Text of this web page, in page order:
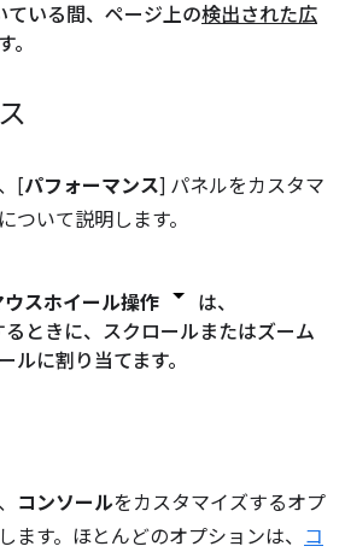
いる間、ページ上の検出された広
。
[パフォーマンス] パネルをカスタマ
ついて説明します。
スホイール操作
は、
ときに、スクロールまたはズーム
ルに割り当てます。
コンソールをカスタマイズするオプ
ます。ほとんどのオプションは、 コ